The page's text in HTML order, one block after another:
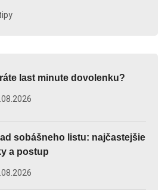
last minute dovolenku?
sobášneho listu: najčastejšie
a postup